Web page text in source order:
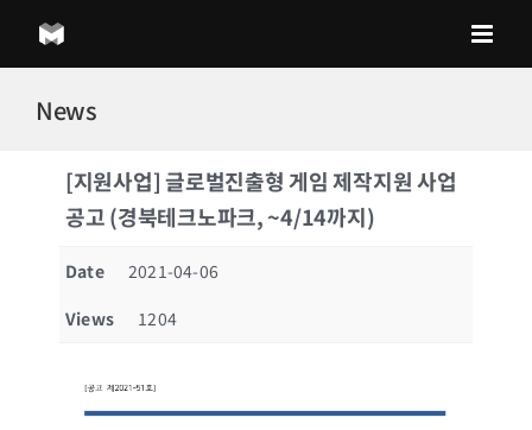
content
News
[지원사업] 글로벌진출형 게임 제작지원 사업
공고 (경북테크노파크, ~4/14까지)
Date
2021-04-06
Views
1204